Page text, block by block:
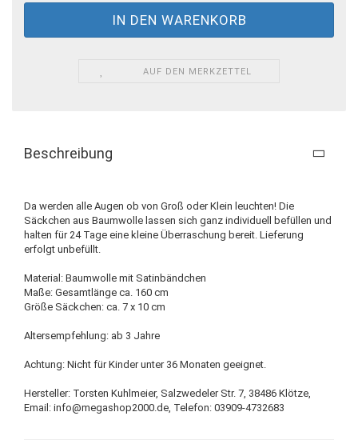
AUF DEN MERKZETTEL
Beschreibung
Da werden alle Augen ob von Groß oder Klein leuchten! Die
Säckchen aus Baumwolle lassen sich ganz individuell befüllen und
halten für 24 Tage eine kleine Überraschung bereit. Lieferung
erfolgt unbefüllt.
Material: Baumwolle mit Satinbändchen
Maße: Gesamtlänge ca. 160 cm
Größe Säckchen: ca. 7 x 10 cm
Altersempfehlung: ab 3 Jahre
Achtung: Nicht für Kinder unter 36 Monaten geeignet.
Hersteller: Torsten Kuhlmeier, Salzwedeler Str. 7, 38486 Klötze,
Email: info@megashop2000.de, Telefon: 03909-4732683